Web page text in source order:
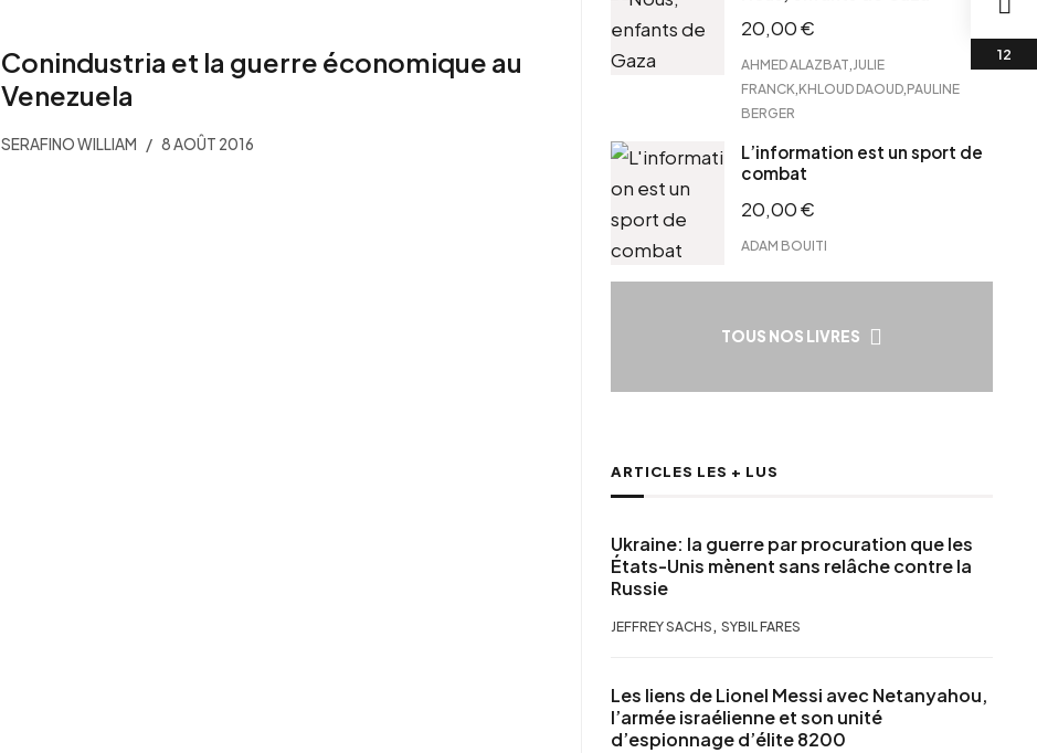
Conindustria et la guerre économique au
Venezuela
SERAFINO WILLIAM 8 AOÛT 2016
20,00€
AHMED ALAZBAT JULIE
FRANCK KHLOUD DAOUD PAULINE
BERGER
L’information est un sport de
combat
20,00€
ADAM BOUITI
TOUS NOS LIVRES
ARTICLES LES + LUS
Ukraine: la guerre par procuration que les
États-Unis mènent sans relâche contre la
Russie
JEFFREY SACHS , SYBIL FARES
Les liens de Lionel Messi avec Netanyahou,
l’armée israélienne et son unité
d’espionnage d’élite 8200